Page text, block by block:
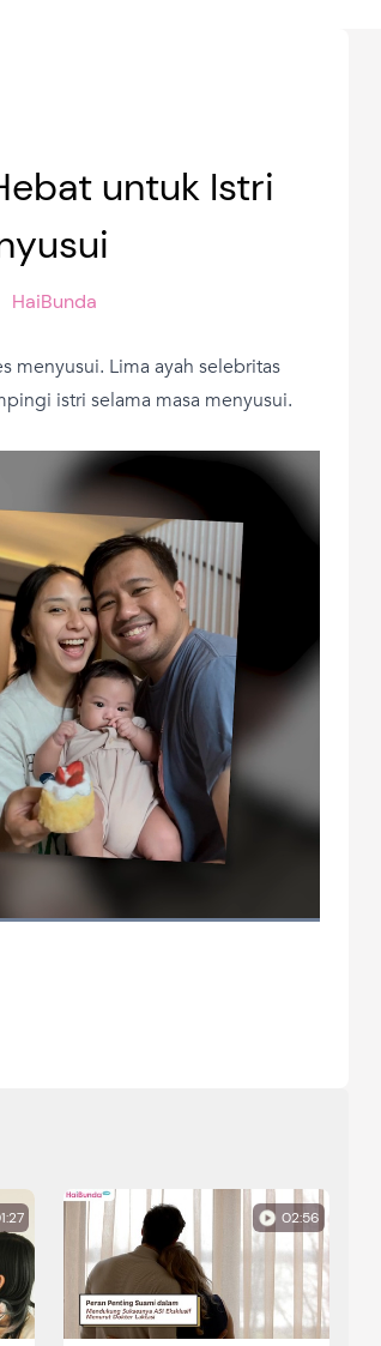
untuk Istri
HaiBunda
menyusui. Lima ayah selebritas
istri selama masa menyusui.
02:56